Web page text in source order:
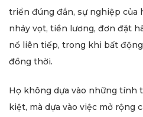
triển đúng đắn, sự nghiệp của
nhảy vọt, tiền lương, đơn đặt
nổ liên tiếp, trong khi bất
đồng thời.
Họ không dựa vào những tính
kiệt, mà dựa vào việc mở rộng